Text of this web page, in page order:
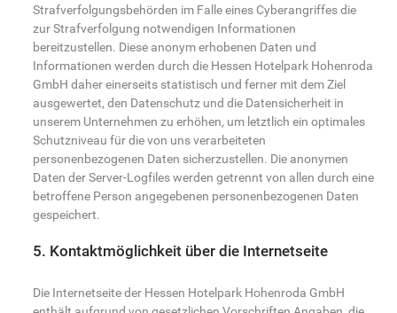
Strafverfolgungsbehörden im Falle eines Cyberangriffes die
zur Strafverfolgung notwendigen Informationen
bereitzustellen. Diese anonym erhobenen Daten und
Informationen werden durch die Hessen Hotelpark Hohenroda
GmbH daher einerseits statistisch und ferner mit dem Ziel
ausgewertet, den Datenschutz und die Datensicherheit in
unserem Unternehmen zu erhöhen, um letztlich ein optimales
Schutzniveau für die von uns verarbeiteten
personenbezogenen Daten sicherzustellen. Die anonymen
Daten der Server-Logfiles werden getrennt von allen durch eine
betroffene Person angegebenen personenbezogenen Daten
gespeichert.
5. Kontaktmöglichkeit über die Internetseite
Die Internetseite der Hessen Hotelpark Hohenroda GmbH